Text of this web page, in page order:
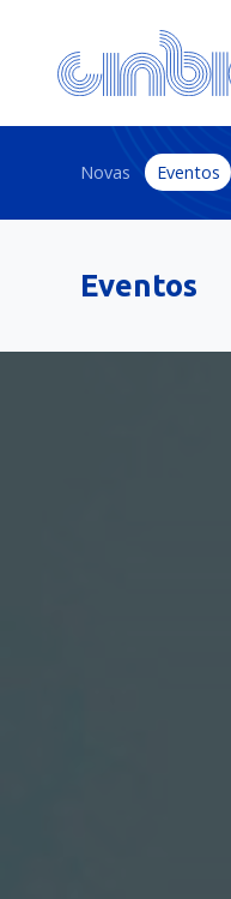
Novas Eventos
Eventos